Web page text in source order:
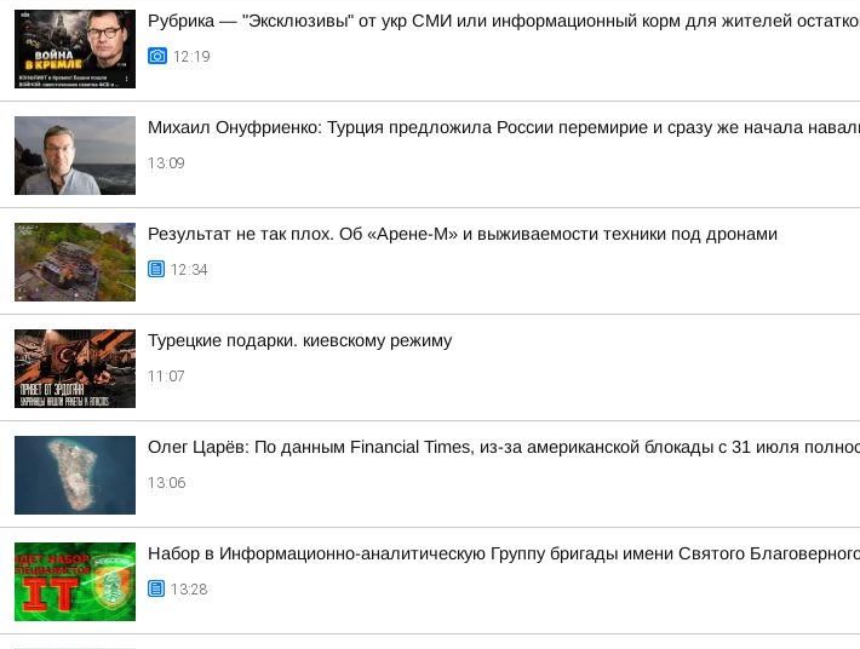
Рубрика — "Эксклюзивы" от укр СМИ или информационный корм для жителей
12:19
Михаил Онуфриенко: Турция предложила России перемирие и сразу же начала
13:09
Результат не так плох. Об «Арене-М» и выживаемости техники под дронами
12:34
Турецкие подарки. киевскому режиму
11:07
Олег Царёв: По данным Financial Times, из-за американской блокады с 31 июля
13:06
Набор в Информационно-аналитическую Группу бригады имени Святого
13:28